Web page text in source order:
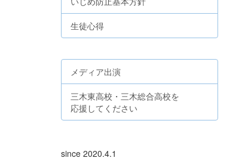
生徒心得
メディア出演
三木東高校・三木総合高校を
応援してください
since 2020.4.1